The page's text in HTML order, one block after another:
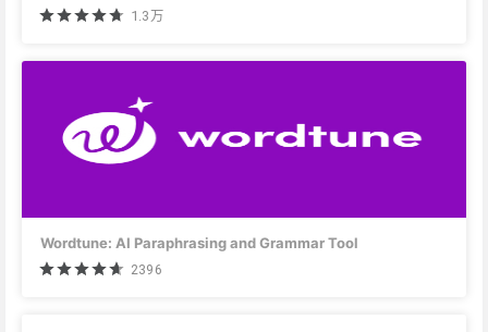
1.3万
Wordtune: AI Paraphrasing and Grammar Tool
2396